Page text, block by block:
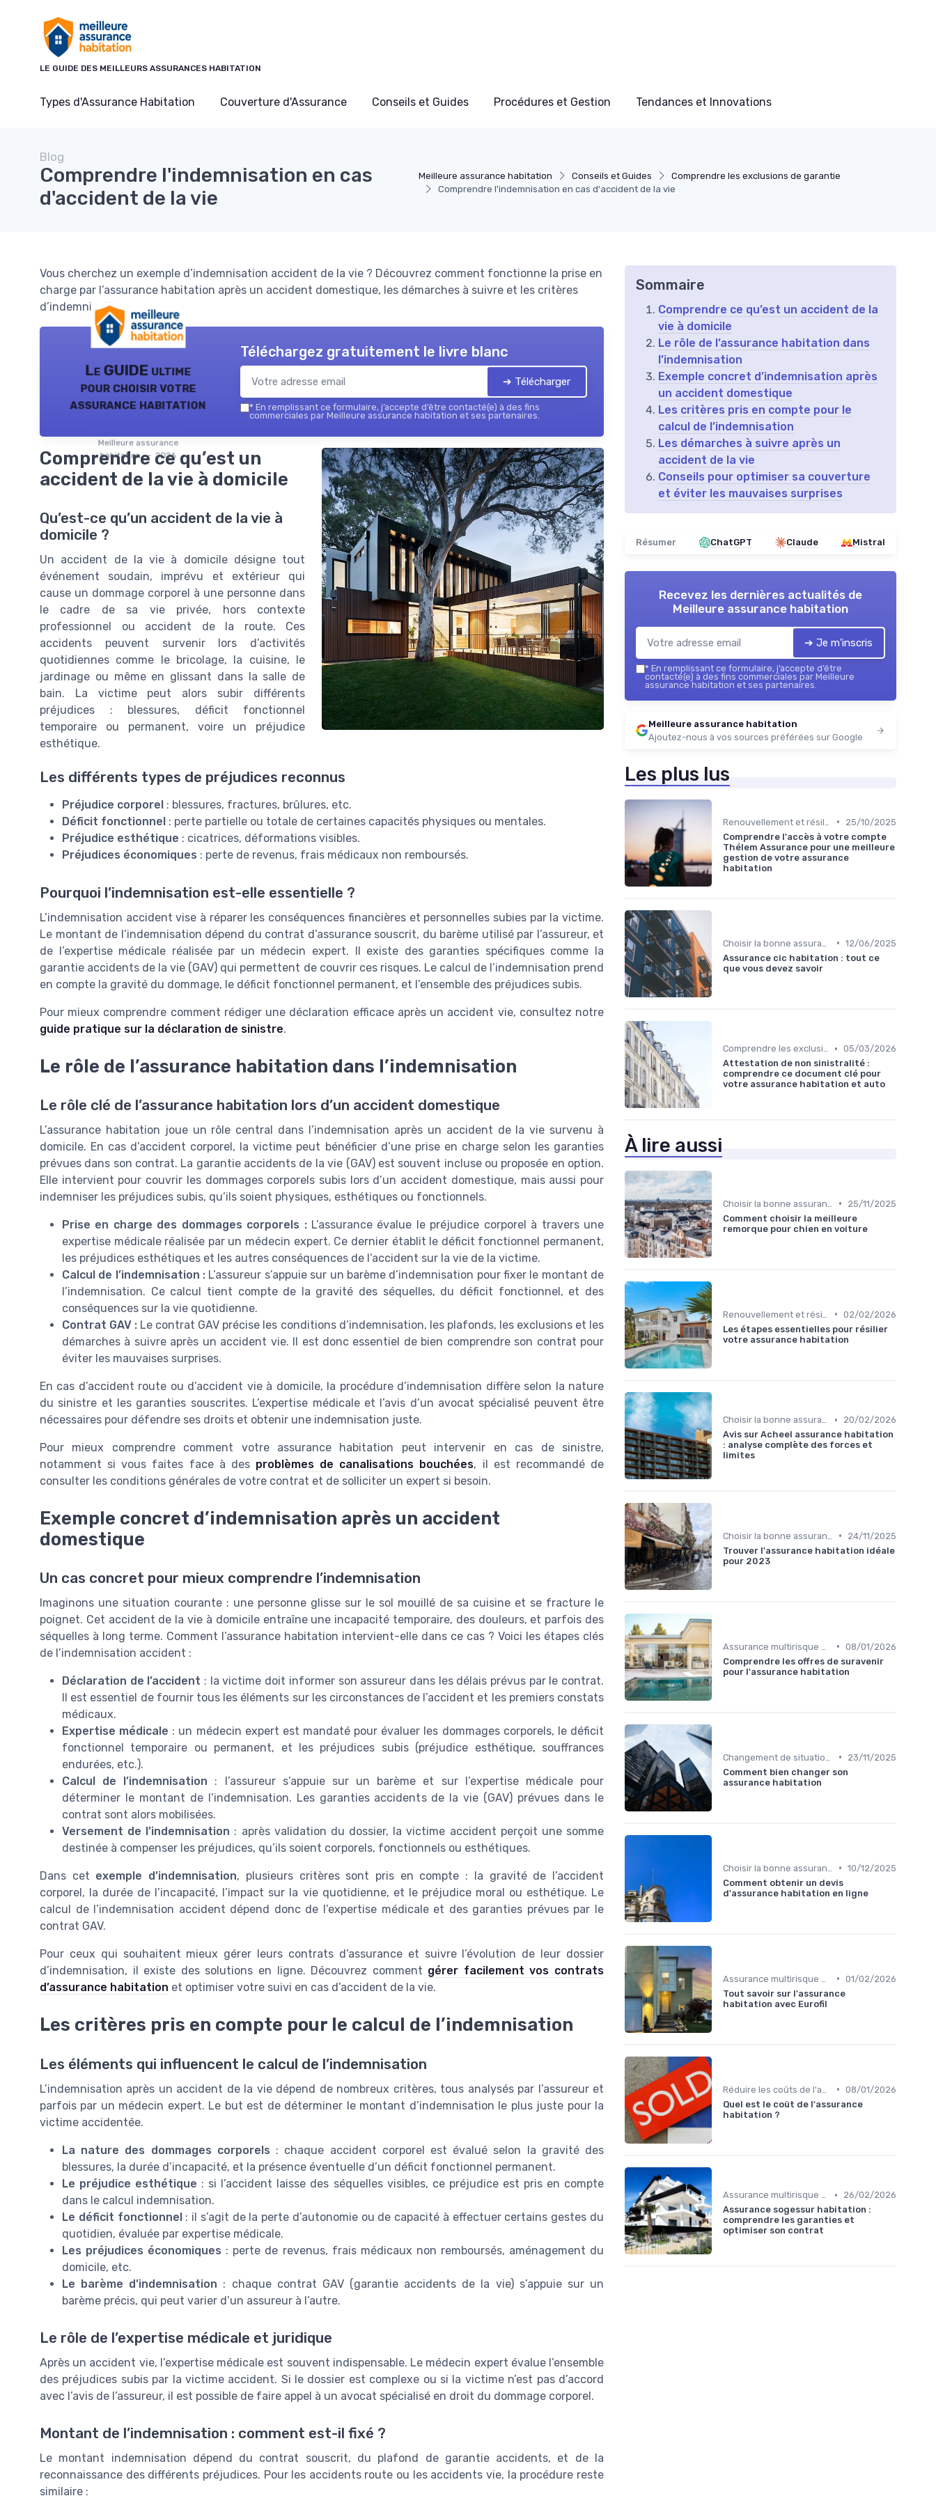
LE GUIDE DES MEILLEURS ASSURANCES HABITATION
Types d'Assurance Habitation Couverture d'Assurance Conseils et Guides Procédures et Gestion Tendances et Innovations
Meilleure assurance habitation Conseils et Guides
Comprendre les exclusions de garantie
Comprendre l'indemnisation en cas d'accident de la vie
Blog
Comprendre l'indemnisation en cas
d'accident de la vie
Vous cherchez un exemple d’indemnisation accident de la vie ? Découvrez comment fonctionne la prise en
charge par l’assurance habitation après un accident domestique, les démarches à suivre et les critères
d’indemnisation.
Le GUIDE ultime
pour choisir votre
assurance habitation
Meilleure assurance
habitation — 2026
Téléchargez gratuitement le livre blanc
➔ Télécharger
* En remplissant ce formulaire, j’accepte d’être contacté(e) à des fins
commerciales par Meilleure assurance habitation et ses partenaires.
Comprendre ce qu’est un
accident de la vie à domicile
Qu’est-ce qu’un accident de la vie à
domicile ?
Un accident de la vie à domicile désigne tout
événement soudain, imprévu et extérieur qui
cause un dommage corporel à une personne dans
le cadre de sa vie privée, hors contexte
professionnel ou accident de la route. Ces
accidents peuvent survenir lors d’activités
quotidiennes comme le bricolage, la cuisine, le
jardinage ou même en glissant dans la salle de
bain. La victime peut alors subir différents
préjudices : blessures, déficit fonctionnel
temporaire ou permanent, voire un préjudice
esthétique.
Les différents types de préjudices reconnus
Préjudice corporel : blessures, fractures, brûlures, etc.
Déficit fonctionnel : perte partielle ou totale de certaines capacités physiques ou mentales.
Préjudice esthétique : cicatrices, déformations visibles.
Préjudices économiques : perte de revenus, frais médicaux non remboursés.
Pourquoi l’indemnisation est-elle essentielle ?
L’indemnisation accident vise à réparer les conséquences financières et personnelles subies par la victime.
Le montant de l’indemnisation dépend du contrat d’assurance souscrit, du barème utilisé par l’assureur, et
de l’expertise médicale réalisée par un médecin expert. Il existe des garanties spécifiques comme la
garantie accidents de la vie (GAV) qui permettent de couvrir ces risques. Le calcul de l’indemnisation prend
en compte la gravité du dommage, le déficit fonctionnel permanent, et l’ensemble des préjudices subis.
Pour mieux comprendre comment rédiger une déclaration efficace après un accident vie, consultez notre
guide pratique sur la déclaration de sinistre.
Le rôle de l’assurance habitation dans l’indemnisation
Le rôle clé de l’assurance habitation lors d’un accident domestique
L’assurance habitation joue un rôle central dans l’indemnisation après un accident de la vie survenu à
domicile. En cas d’accident corporel, la victime peut bénéficier d’une prise en charge selon les garanties
prévues dans son contrat. La garantie accidents de la vie (GAV) est souvent incluse ou proposée en option.
Elle intervient pour couvrir les dommages corporels subis lors d’un accident domestique, mais aussi pour
indemniser les préjudices subis, qu’ils soient physiques, esthétiques ou fonctionnels.
Prise en charge des dommages corporels :L’assurance évalue le préjudice corporel à travers une
expertise médicale réalisée par un médecin expert. Ce dernier établit le déficit fonctionnel permanent,
les préjudices esthétiques et les autres conséquences de l’accident sur la vie de la victime.
Calcul de l’indemnisation : L’assureur s’appuie sur un barème d’indemnisation pour fixer le montant de
l’indemnisation. Ce calcul tient compte de la gravité des séquelles, du déficit fonctionnel, et des
conséquences sur la vie quotidienne.
Contrat GAV : Le contrat GAV précise les conditions d’indemnisation, les plafonds, les exclusions et les
démarches à suivre après un accident vie. Il est donc essentiel de bien comprendre son contrat pour
éviter les mauvaises surprises.
En cas d’accident route ou d’accident vie à domicile, la procédure d’indemnisation diffère selon la nature
du sinistre et les garanties souscrites. L’expertise médicale et l’avis d’un avocat spécialisé peuvent être
nécessaires pour défendre ses droits et obtenir une indemnisation juste.
Pour mieux comprendre comment votre assurance habitation peut intervenir en cas de sinistre,
notamment si vous faites face à des problèmes de canalisations bouchées, il est recommandé de
consulter les conditions générales de votre contrat et de solliciter un expert si besoin.
Exemple concret d’indemnisation après un accident
domestique
Un cas concret pour mieux comprendre l’indemnisation
Imaginons une situation courante : une personne glisse sur le sol mouillé de sa cuisine et se fracture le
poignet. Cet accident de la vie à domicile entraîne une incapacité temporaire, des douleurs, et parfois des
séquelles à long terme. Comment l’assurance habitation intervient-elle dans ce cas ? Voici les étapes clés
de l’indemnisation accident :
Déclaration de l’accident : la victime doit informer son assureur dans les délais prévus par le contrat.
Il est essentiel de fournir tous les éléments sur les circonstances de l’accident et les premiers constats
médicaux.
Expertise médicale : un médecin expert est mandaté pour évaluer les dommages corporels, le déficit
fonctionnel temporaire ou permanent, et les préjudices subis (préjudice esthétique, souffrances
endurées, etc.).
Calcul de l’indemnisation : l’assureur s’appuie sur un barème et sur l’expertise médicale pour
déterminer le montant de l’indemnisation. Les garanties accidents de la vie (GAV) prévues dans le
contrat sont alors mobilisées.
Versement de l’indemnisation : après validation du dossier, la victime accident perçoit une somme
destinée à compenser les préjudices, qu’ils soient corporels, fonctionnels ou esthétiques.
Dans cet exemple d’indemnisation, plusieurs critères sont pris en compte : la gravité de l’accident
corporel, la durée de l’incapacité, l’impact sur la vie quotidienne, et le préjudice moral ou esthétique. Le
calcul de l’indemnisation accident dépend donc de l’expertise médicale et des garanties prévues par le
contrat GAV.
Pour ceux qui souhaitent mieux gérer leurs contrats d’assurance et suivre l’évolution de leur dossier
d’indemnisation, il existe des solutions en ligne. Découvrez comment gérer facilement vos contrats
d’assurance habitation et optimiser votre suivi en cas d’accident de la vie.
Les critères pris en compte pour le calcul de l’indemnisation
Les éléments qui influencent le calcul de l’indemnisation
L’indemnisation après un accident de la vie dépend de nombreux critères, tous analysés par l’assureur et
parfois par un médecin expert. Le but est de déterminer le montant d’indemnisation le plus juste pour la
victime accidentée.
La nature des dommages corporels : chaque accident corporel est évalué selon la gravité des
blessures, la durée d’incapacité, et la présence éventuelle d’un déficit fonctionnel permanent.
Le préjudice esthétique : si l’accident laisse des séquelles visibles, ce préjudice est pris en compte
dans le calcul indemnisation.
Le déficit fonctionnel: il s’agit de la perte d’autonomie ou de capacité à effectuer certains gestes du
quotidien, évaluée par expertise médicale.
Les préjudices économiques : perte de revenus, frais médicaux non remboursés, aménagement du
domicile, etc.
Le barème d’indemnisation : chaque contrat GAV (garantie accidents de la vie) s’appuie sur un
barème précis, qui peut varier d’un assureur à l’autre.
Le rôle de l’expertise médicale et juridique
Après un accident vie, l’expertise médicale est souvent indispensable. Le médecin expert évalue l’ensemble
des préjudices subis par la victime accident. Si le dossier est complexe ou si la victime n’est pas d’accord
avec l’avis de l’assureur, il est possible de faire appel à un avocat spécialisé en droit du dommage corporel.
Montant de l’indemnisation : comment est-il fixé ?
Le montant indemnisation dépend du contrat souscrit, du plafond de garantie accidents, et de la
reconnaissance des différents préjudices. Pour les accidents route ou les accidents vie, la procédure reste
similaire :
Sommaire
Comprendre ce qu’est un accident de la
vie à domicile
Le rôle de l’assurance habitation dans
l’indemnisation
Exemple concret d’indemnisation après
un accident domestique
Les critères pris en compte pour le
calcul de l’indemnisation
Les démarches à suivre après un
accident de la vie
Conseils pour optimiser sa couverture
et éviter les mauvaises surprises
Résumer ChatGPT Claude Mistral
Recevez les dernières actualités de
Meilleure assurance habitation
➔ Je m'inscris
* En remplissant ce formulaire, j’accepte d’être
contacté(e) à des fins commerciales par Meilleure
assurance habitation et ses partenaires.
Meilleure assurance habitation
Ajoutez-nous à vos sources préférées sur Google
Les plus lus
•
25/10/2025
Comprendre l'accès à votre compte
Thélem Assurance pour une meilleure
gestion de votre assurance
habitation
• 12/06/2025
Assurance cic habitation : tout ce
que vous devez savoir
Comprendre les exclusions de garantie • 05/03/2026
Attestation de non sinistralité :
comprendre ce document clé pour
votre assurance habitation et auto
À lire aussi
•
25/11/2025
Comment choisir la meilleure
remorque pour chien en voiture
• 02/02/2026
Les étapes essentielles pour résilier
votre assurance habitation
Choisir la bonne assurance habitation •
20/02/2026
Avis sur Acheel assurance habitation
: analyse complète des forces et
limites
•
24/11/2025
Trouver l'assurance habitation idéale
pour 2023
• 08/01/2026
Comprendre les offres de suravenir
pour l'assurance habitation
•
23/11/2025
Comment bien changer son
assurance habitation
• 10/12/2025
Comment obtenir un devis
d'assurance habitation en ligne
• 01/02/2026
Tout savoir sur l'assurance
habitation avec Eurofil
• 08/01/2026
Quel est le coût de l'assurance
habitation ?
Assurance multirisque habitation •
26/02/2026
Assurance sogessur habitation :
comprendre les garanties et
optimiser son contrat